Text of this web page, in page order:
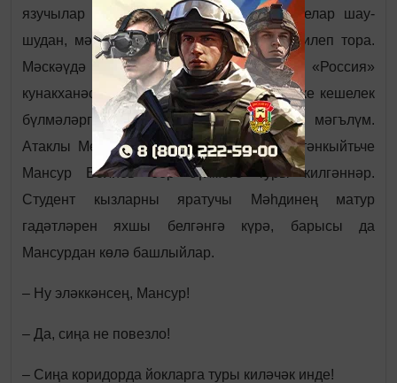
язучылар съездына китеп баралар. Купелар шау-
шудан, мәзәкләрдән, уен-көлкедән гөр килеп тора.
Мәскәүдә әйбәтләп каршы алачаклар. «Россия»
кунакханәсендәге урыннар да билгеле, ике кешелек
бүлмәләргә кем белән кем керәсе дә мәгълүм.
Атаклы Мөхәммәт Мәһдиев белән яшь тәнкыйтьче
Мансур Вәлиев бер бүлмәгә туры килгәннәр.
Студент кызларны яратучы Мәһдинең матур
гадәтләрен яхшы белгәнгә күрә, барысы да
Мансурдан көлә башлыйлар.
– Ну эләккәнсең, Мансур!
– Да, сиңа не повезло!
– Сиңа коридорда йокларга туры киләчәк инде!